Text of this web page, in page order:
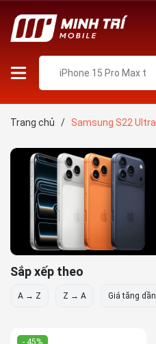
Trang chủ / Samsung S22 Ultra
Sắp xếp theo
A → Z Z → A Giá tăng dần